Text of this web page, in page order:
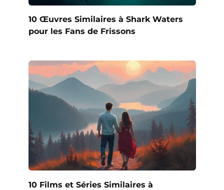
10 Œuvres Similaires à Shark Waters
pour les Fans de Frissons
10 Films et Séries Similaires à